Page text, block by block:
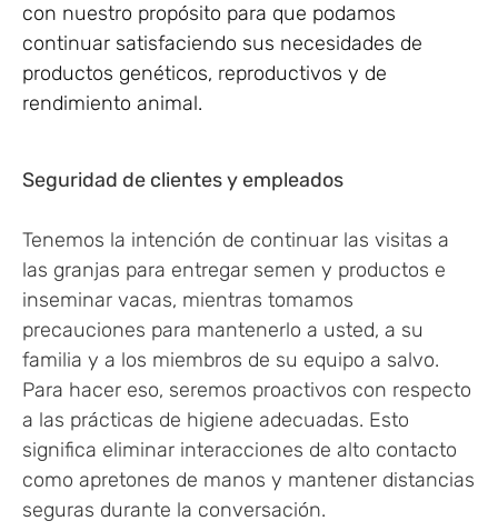
con nuestro propósito para que podamos
continuar satisfaciendo sus necesidades de
productos genéticos, reproductivos y de
rendimiento animal.
Seguridad de clientes y empleados
Tenemos la intención de continuar las visitas a
las granjas para entregar semen y productos e
inseminar vacas, mientras tomamos
precauciones para mantenerlo a usted, a su
familia y a los miembros de su equipo a salvo.
Para hacer eso, seremos proactivos con respecto
a las prácticas de higiene adecuadas. Esto
significa eliminar interacciones de alto contacto
como apretones de manos y mantener distancias
seguras durante la conversación.